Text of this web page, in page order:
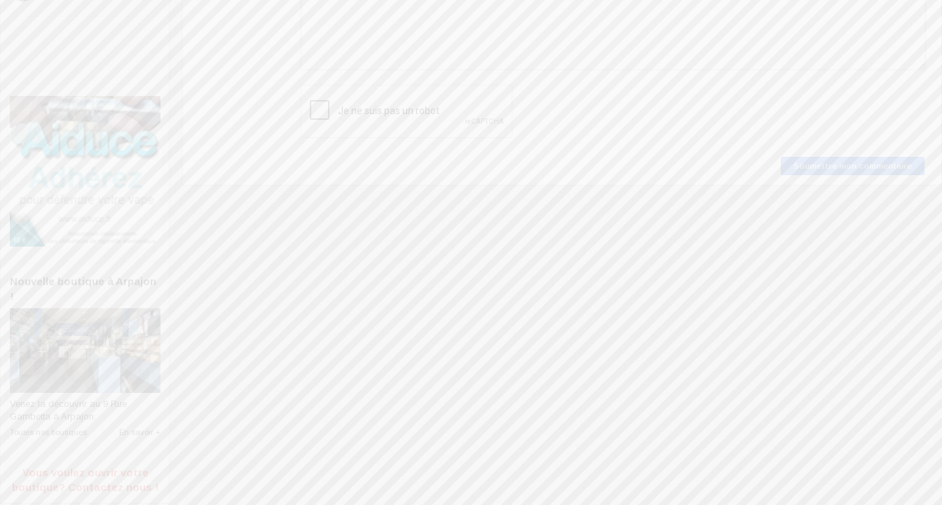
Nouvelle boutique à Arpajon
!
Venez la découvrir au 9 Rue
Gambetta à Arpajon.
En savoir +
Toutes nos boutiques
Vous voulez ouvrir votre
boutique? Contactez nous !
Soumettre mon commentaire